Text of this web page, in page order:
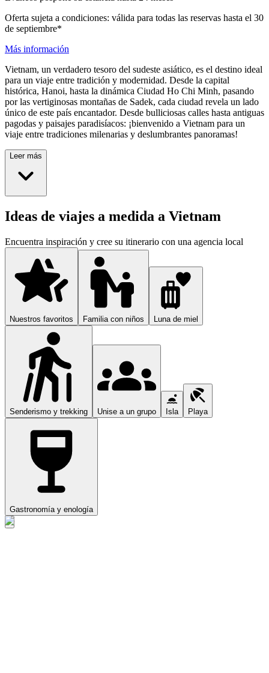
Oferta sujeta a condiciones: válida para todas las reservas hasta el 30
de septiembre*
Más información
Vietnam, un verdadero tesoro del sudeste asiático, es el destino ideal
para un viaje entre tradición y modernidad. Desde la capital
histórica, Hanoi, hasta la dinámica Ciudad Ho Chi Minh, pasando
por las vertiginosas montañas de Sadek, cada ciudad revela un lado
único de este país encantador. Desde bulliciosas calles hasta antiguas
pagodas y paisajes paradisíacos: ¡bienvenido a Vietnam para un
viaje entre tradiciones milenarias y deslumbrantes panoramas!
Leer más
Ideas de viajes a medida a Vietnam
Encuentra inspiración y cree su itinerario con una agencia local
Nuestros favoritos Familia con niños Luna de miel
Senderismo y trekking Unise a un grupo Isla Playa
Gastronomía y enología